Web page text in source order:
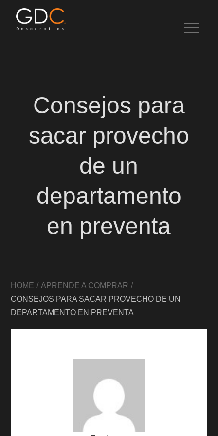
to
Consejos para
sacar provecho
de un
departamento
en preventa
HOME
APRENDE A COMPRAR
CONSEJOS PARA SACAR PROVECHO DE UN
DEPARTAMENTO EN PREVENTA